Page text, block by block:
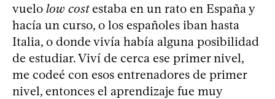
vuelo low costestaba en un rato en España y
hacía un curso, o los españoles iban hasta
Italia, o donde vivía había alguna posibilidad
de estudiar. Viví de cerca ese primer nivel,
me codeé con esos entrenadores de primer
nivel, entonces el aprendizaje fue muy